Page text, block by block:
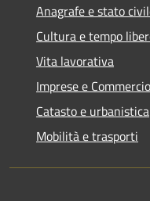
Anagrafe e stato
Cultura e tempo
Vita lavorativa
Imprese e Commercio
Catasto e urbanistica
Mobilità e trasporti